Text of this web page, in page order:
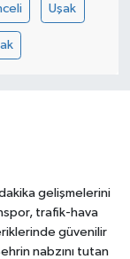
Uşak
gelişmelerini
trafik-hava
güvenilir
nabzını tutan